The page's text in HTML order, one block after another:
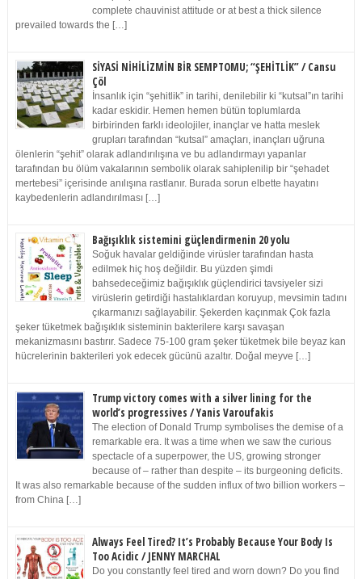
complete chauvinist attitude or at best a thick silence
prevailed towards the […]
SİYASİ NİHİLİZMİN BİR SEMPTOMU; “ŞEHİTLİK” / Cansu
Çöl
İnsanlık için “şehitlik” in tarihi, denilebilir ki “kutsal”ın tarihi
kadar eskidir. Hemen hemen bütün toplumlarda
birbirinden farklı ideolojiler, inançlar ve hatta meslek
grupları tarafından “kutsal” amaçları, inançları uğruna
ölenlerin “şehit” olarak adlandırılışına ve bu adlandırmayı yapanlar
tarafından bu ölüm vakalarının sembolik olarak sahiplenilip bir “şehadet
mertebesi” içerisinde anılışına rastlanır. Burada sorun elbette hayatını
kaybedenlerin adlandırılması […]
Bağışıklık sistemini güçlendirmenin 20 yolu
Soğuk havalar geldiğinde virüsler tarafından hasta
edilmek hiç hoş değildir. Bu yüzden şimdi
bahsedeceğimiz bağışıklık güçlendirici tavsiyeler sizi
virüslerin getirdiği hastalıklardan koruyup, mevsimin tadını
çıkarmanızı sağlayabilir. Şekerden kaçınmak Çok fazla
şeker tüketmek bağışıklık sisteminin bakterilere karşı savaşan
mekanizmasını bastırır. Sadece 75-100 gram şeker tüketmek bile beyaz kan
hücrelerinin bakterileri yok edecek gücünü azaltır. Doğal meyve […]
Trump victory comes with a silver lining for the
world’s progressives / Yanis Varoufakis
The election of Donald Trump symbolises the demise of a
remarkable era. It was a time when we saw the curious
spectacle of a superpower, the US, growing stronger
because of – rather than despite – its burgeoning deficits.
It was also remarkable because of the sudden influx of two billion workers –
from China […]
Always Feel Tired? It’s Probably Because Your Body Is
Too Acidic / JENNY MARCHAL
Do you constantly feel tired and worn down? Do you find